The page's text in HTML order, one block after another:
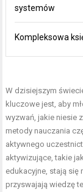
systemów
Kompleksowa
W dzisiejszym
kluczowe jest, aby
wyzwań, jakie niesie
metody nauczania
aktywnego
aktywizujące, takie
edukacyjne, stają się
przyswajają wiedzę